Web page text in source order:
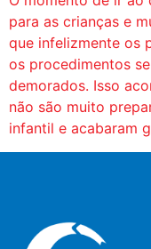
para as crianças e
que infelizmente os
os procedimentos
demorados. Isso
não são muito
infantil e acabaram